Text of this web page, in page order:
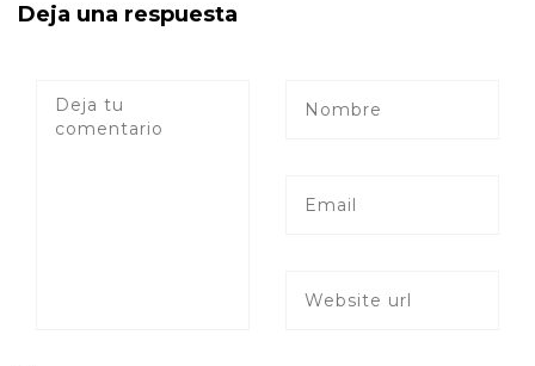
Deja una respuesta